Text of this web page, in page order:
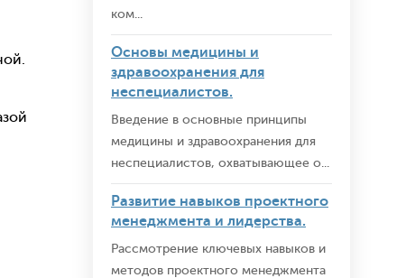
ком...
Основы медицины и
здравоохранения для
неспециалистов.
Введение в основные принципы
медицины и здравоохранения для
неспециалистов, охватывающее о...
Развитие навыков проектного
менеджмента и лидерства.
Рассмотрение ключевых навыков и
методов проектного менеджмента